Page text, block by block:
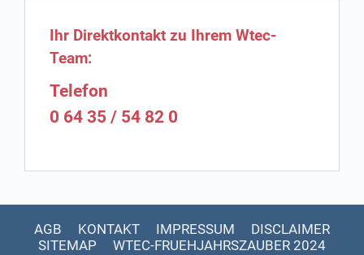
Ihr Direktkontakt zu Ihrem Wtec-
Team:
Telefon
0 64 35 / 54 82 0
AGB KONTAKT IMPRESSUM
DISCLAIMER
SITEMAP
WTEC-FRUEHJAHRSZAUBER 2024